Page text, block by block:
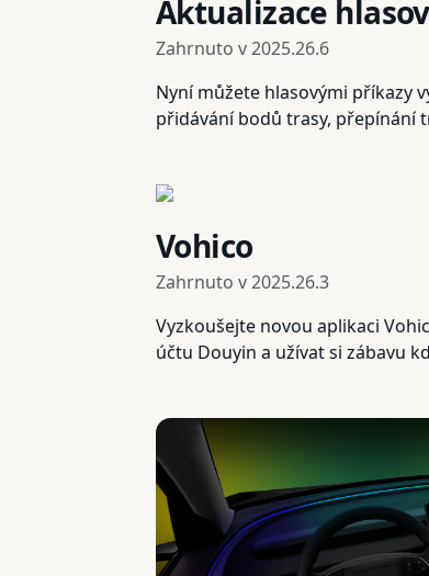
Aktualizace
Zahrnuto v2025.26.6
Nyní můžete hlasovými příkazy
přidávání bodů trasy, přepínání
Vohico
Zahrnuto v2025.26.3
Vyzkoušejte novou aplikaci
účtu Douyin a užívat si zábavu